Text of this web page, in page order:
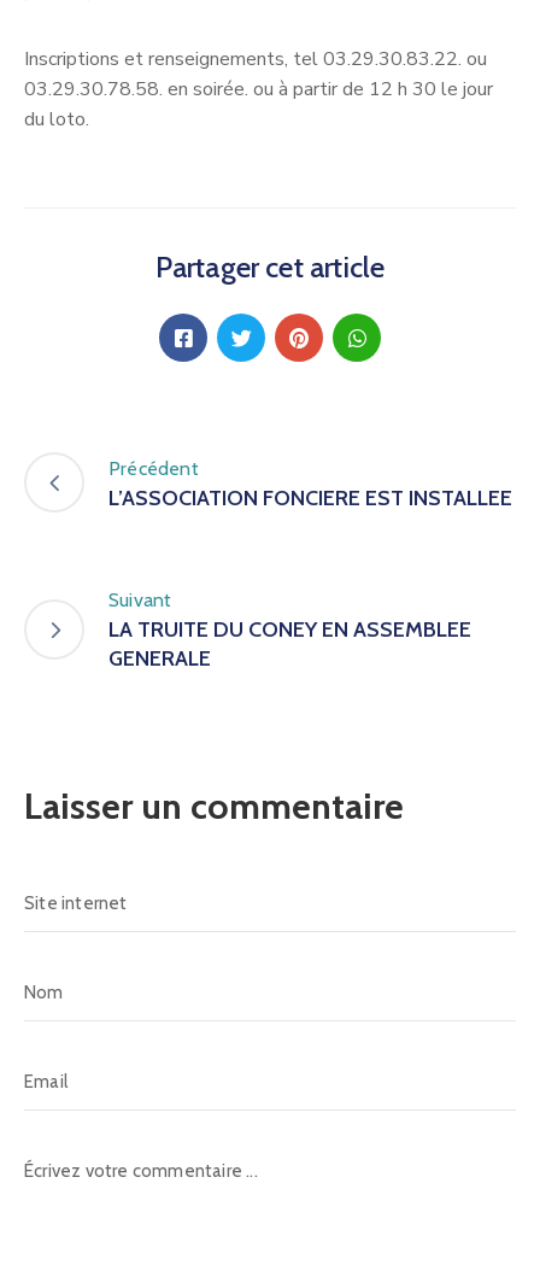
Inscriptions et renseignements, tel 03.29.30.83.22. ou
03.29.30.78.58. en soirée. ou à partir de 12 h 30 le jour
du loto.
Partager cet article
Précédent
L’ASSOCIATION FONCIERE EST INSTALLEE
Suivant
LA TRUITE DU CONEY EN ASSEMBLEE
GENERALE
Laisser un commentaire